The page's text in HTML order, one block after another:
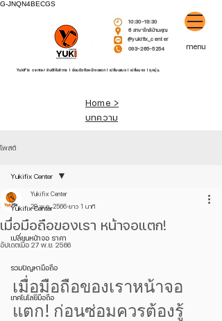
G-JNQN4BECGS
10:30-19:30
6 สาขาใกล้บ้านคุณ
@yukifix_center
093-265-5254
YukiFix center ยินดีให้บริการ l ซ่อมมือถือหน้าจอแตก l เปลี่ยนแบต l เปลี่ยนจอ l ทุกรุ่น.
menu
Home >
บทความ
โพสต์
Yukifix Center
เปลี่ยนหน้าจอ ราคา
รวมปัญหามือถือ
เทคโนโลยีมือถือ
Yukifix Center
เมื่อมือถือของเรา หน้าจอแตก!
Yukifix Center
29 พ.ค. 2566 ยาว 1 นาที
อัปเดตเมื่อ 27 พ.ย. 2566
เมื่อมือถือของเราหน้าจอ
แตก! ก่อนซ่อมควรต้องรู้